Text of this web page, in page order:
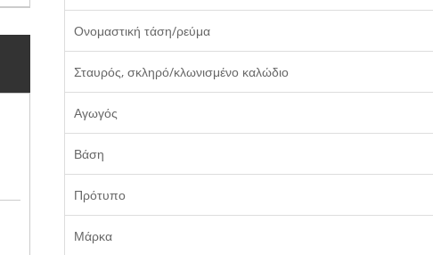
Ονομαστική τάση/ρεύμα
Σταυρός, σκληρό/κλωνισμένο καλώδιο
Αγωγός
Βάση
Πρότυπο
Μάρκα